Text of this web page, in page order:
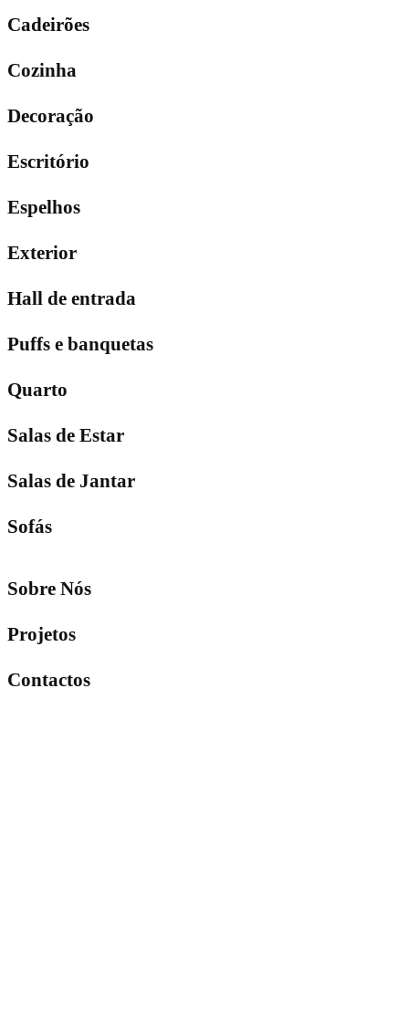
Cadeirões
Cozinha
Decoração
Escritório
Espelhos
Exterior
Hall de entrada
Puffs e banquetas
Quarto
Salas de Estar
Salas de Jantar
Sofás
Sobre Nós
Projetos
Contactos